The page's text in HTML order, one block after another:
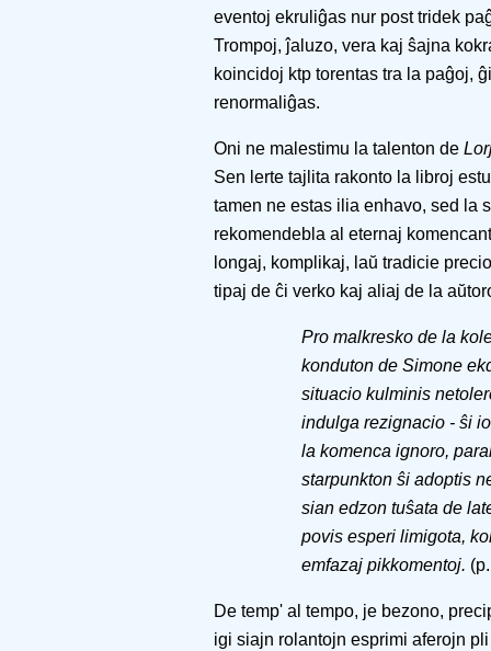
eventoj ekruliĝas nur post tridek
Trompoj, ĵaluzo, vera kaj ŝajna
koincidoj ktp torentas tra la paĝoj,
renormaliĝas.
Oni ne malestimu la talenton de
Sen lerte tajlita rakonto la libroj
tamen ne estas ilia enhavo, sed la
rekomendebla al eternaj
longaj, komplikaj, laŭ tradicie
tipaj de ĉi verko kaj aliaj de la
Pro malkresko de la
konduton de Simone
situacio kulminis
indulga rezignacio - ŝi
la komenca ignoro,
starpunkton ŝi adoptis
sian edzon tuŝata de
povis esperi limigota,
emfazaj pikkomentoj.
De temp' al tempo, je bezono,
igi siajn rolantojn esprimi aferojn